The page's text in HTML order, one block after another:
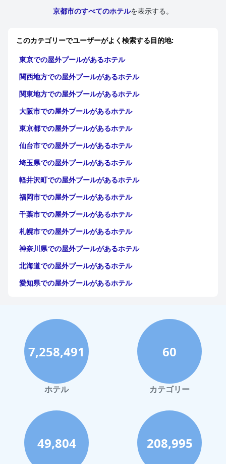
京都市のすべてのホテルを表示する。
このカテゴリーでユーザーがよく検索する目的地:
東京での屋外プールがあるホテル
関西地方での屋外プールがあるホテル
関東地方での屋外プールがあるホテル
大阪市での屋外プールがあるホテル
東京都での屋外プールがあるホテル
仙台市での屋外プールがあるホテル
埼玉県での屋外プールがあるホテル
軽井沢町での屋外プールがあるホテル
福岡市での屋外プールがあるホテル
千葉市での屋外プールがあるホテル
札幌市での屋外プールがあるホテル
神奈川県での屋外プールがあるホテル
北海道での屋外プールがあるホテル
愛知県での屋外プールがあるホテル
群馬県での屋外プールがあるホテル
横浜市での屋外プールがあるホテル
千葉県での屋外プールがあるホテル
京都市での屋外プールがあるホテル
広島市での屋外プールがあるホテル
箱根町での屋外プールがあるホテル
7,258,491
ホテル
60
カテゴリー
49,804 208,995